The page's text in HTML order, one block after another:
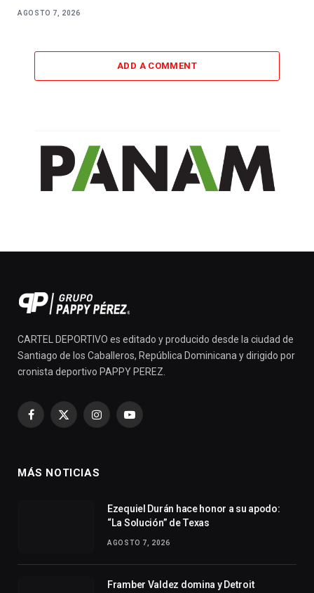
AGOSTO 7, 2026
ADD A COMMENT
CARTEL DEPORTIVO es editado y producido desde la ciudad de
Santiago de los Caballeros, República Dominicana y dirigido por
cronista deportivo PAPPY PEREZ.
Facebook
X
InstagramYouTube
MÁS NOTICIAS
Ezequiel Durán hace honor a su apodo:
“La Solución” de Texas
AGOSTO 7, 2026
Framber Valdez domina y Detroit